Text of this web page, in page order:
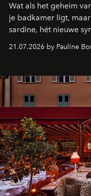
Wat als het geheim
je badkamer ligt,
sardine, hét nieuwe
21.07.2026 by Pauline